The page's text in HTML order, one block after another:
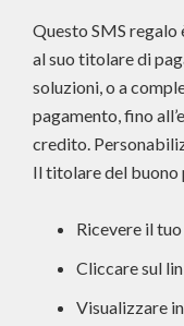
Questo SMS regalo
al suo titolare di
soluzioni, o a
pagamento, fino
credito.
Il titolare del buono
Ricevere il tuo
Cliccare sul
Visualizzare